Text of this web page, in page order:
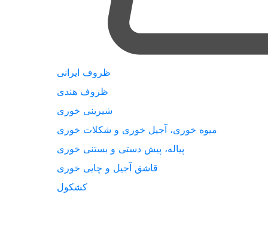
ظروف ایرانی
ظروف هندی
شیرینی خوری
میوه خوری، آجیل خوری و شکلات خوری
پیاله، پیش دستی و بستنی خوری
قاشق آجیل و چایی خوری
کشکول